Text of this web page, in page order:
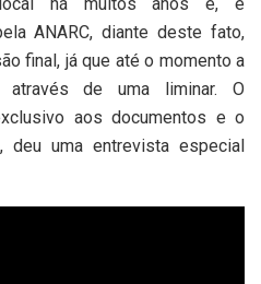
ANARC, diante deste fato,
final, já que até o momento a
através de uma liminar. O
aos documentos e o
deu uma entrevista especial